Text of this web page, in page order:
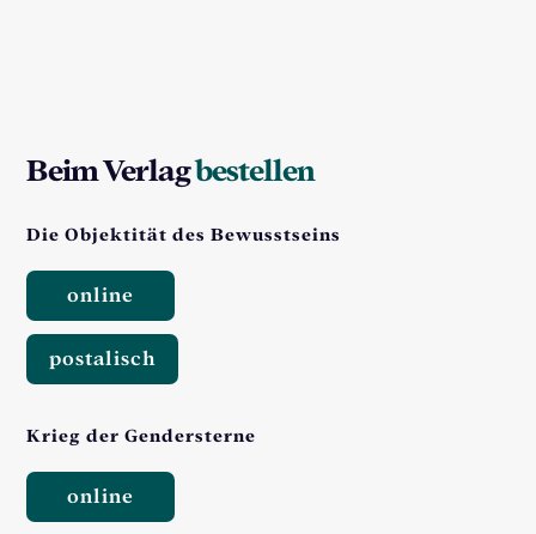
Beim Verlagbestellen
Die Objektität des Bewusstseins
online
postalisch
Krieg der Gendersterne
online